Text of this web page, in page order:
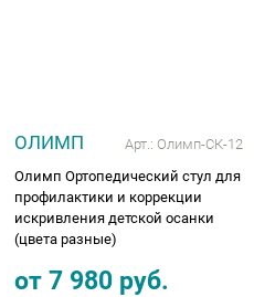
ОЛИМП Арт.: Олимп-СК-12
Олимп Ортопедический стул для
профилактики и коррекции
искривления детской осанки
(цвета разные)
от 7 980 руб.